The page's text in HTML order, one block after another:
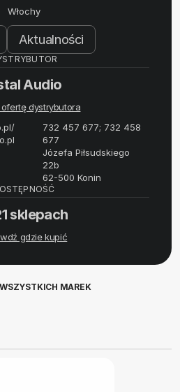
Włochy
Aktualności
Audio
dystrybutora
732 457 677; 732 458
677
Józefa Piłsudskiego
22b
62-500 Konin
sklepach
gdzie kupić
MAREK